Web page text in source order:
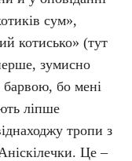
сум»,
котисько» (тут
зумисно
барвою, бо мені
ліпше
тропи з
Це –